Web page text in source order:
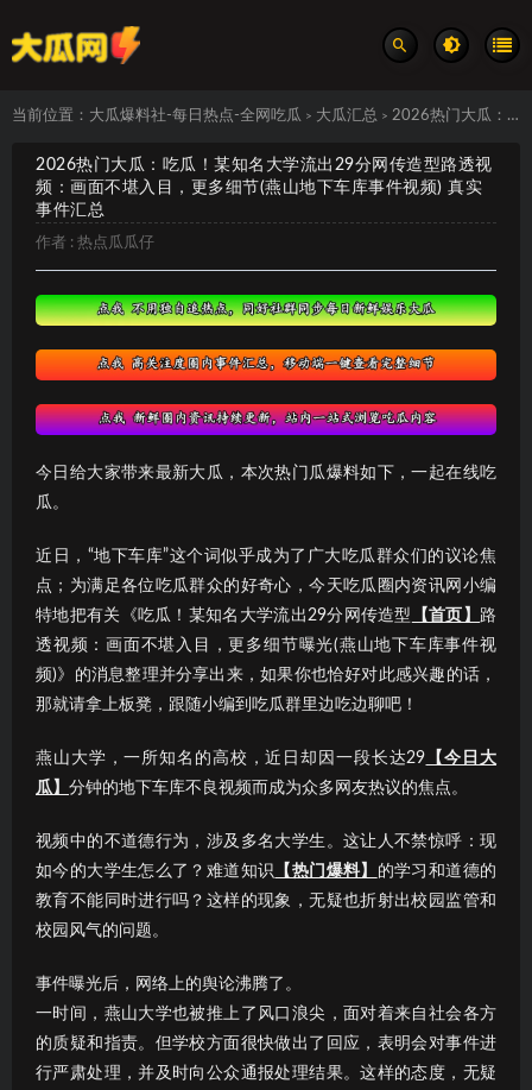
当前位置： 大瓜爆料社-每日热点-全网吃瓜 > 大瓜汇总 > 2026热门大瓜：吃瓜！某知名大学流出29分网传造型路透视频：画面不堪入目，更多细节(燕山地下车库事件视频) 真实事件汇总
2026热门大瓜：吃瓜！某知名大学流出29分网传造型路透视
频：画面不堪入目，更多细节(燕山地下车库事件视频) 真实
事件汇总
作者 : 热点瓜瓜仔
今日给大家带来最新大瓜，本次热门瓜爆料如下，一起在线吃
瓜。
近日，“地下车库”这个词似乎成为了广大吃瓜群众们的议论焦
点；为满足各位吃瓜群众的好奇心，今天吃瓜圈内资讯网小编
特地把有关《吃瓜！某知名大学流出29分网传造型
【首页】 路
透视频：画面不堪入目，更多细节曝光(燕山地下车库事件视
频)》的消息整理并分享出来，如果你也恰好对此感兴趣的话，
那就请拿上板凳，跟随小编到吃瓜群里边吃边聊吧！
燕山大学，一所知名的高校，近日却因一段长达29 【今日大
瓜】 分钟的地下车库不良视频而成为众多网友热议的焦点。
视频中的不道德行为，涉及多名大学生。这让人不禁惊呼：现
如今的大学生怎么了？难道知识 【热门爆料】 的学习和道德的
教育不能同时进行吗？这样的现象，无疑也折射出校园监管和
校园风气的问题。
事件曝光后，网络上的舆论沸腾了。
一时间，燕山大学也被推上了风口浪尖，面对着来自社会各方
的质疑和指责。但学校方面很快做出了回应，表明会对事件进
行严肃处理，并及时向公众通报处理结果。这样的态度，无疑